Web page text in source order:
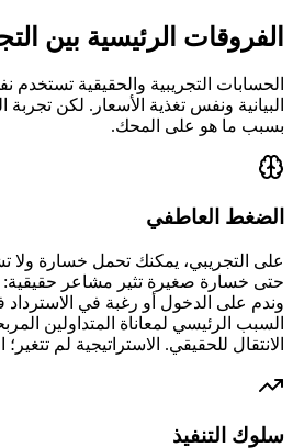
الفروقات الرئيسية بين
الحسابات التجريبية والحقيقية
البيانية ونفس تغذية الأسعار. لكن تجربة
بسبب ما هو على المحك.
الضغط العاطفي
على التجريبي، يمكنك تحمل خسارة
حتى خسارة صغيرة تثير مشاعر
وندم على الدخول أو رغبة في
السبب الرئيسي لمعاناة المتداولين
الانتقال للحقيقي. الاستراتيجية لم
سلوك التنفيذ